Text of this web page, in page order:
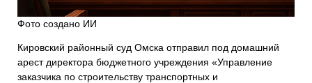
Фото создано ИИ
Кировский районный суд Омска отправил под домашний
арест директора бюджетного учреждения «Управление
заказчика по строительству транспортных и